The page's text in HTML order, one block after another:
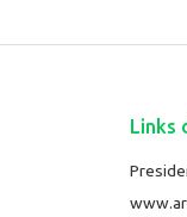
Links